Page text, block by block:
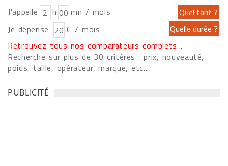
J'appelle h
mn / mois
Je dépense
€ / mois
Retrouvez tous nos comparateurs complets...
Recherche sur plus de 30 critères : prix, nouveauté,
poids, taille, opérateur, marque, etc....
PUBLICITÉ